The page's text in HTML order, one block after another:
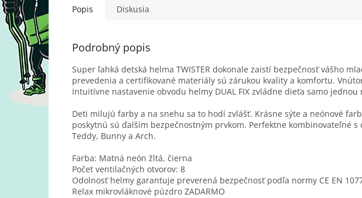
Popis Diskusia
Podrobný popis
Super ľahká detská helma TWISTER dokonale zaistí bezpečnosť vášho
prevedenia a certifikované materiály sú zárukou kvality a komfortu.
Intuitívne nastavenie obvodu helmy DUAL FIX zvládne dieťa samo jednou
Deti milujú farby a na snehu sa to hodí zvlášť. Krásne sýte a neónové
poskytnú sú ďalším bezpečnostným prvkom. Perfektne kombinovateľné
Teddy, Bunny a Arch.
Farba: Matná neón žltá, čierna
Počet ventilačných otvorov: 8
Odolnosť helmy garantuje preverená bezpečnosť podľa normy CE EN
Relax mikrovláknové púzdro ZADARMO